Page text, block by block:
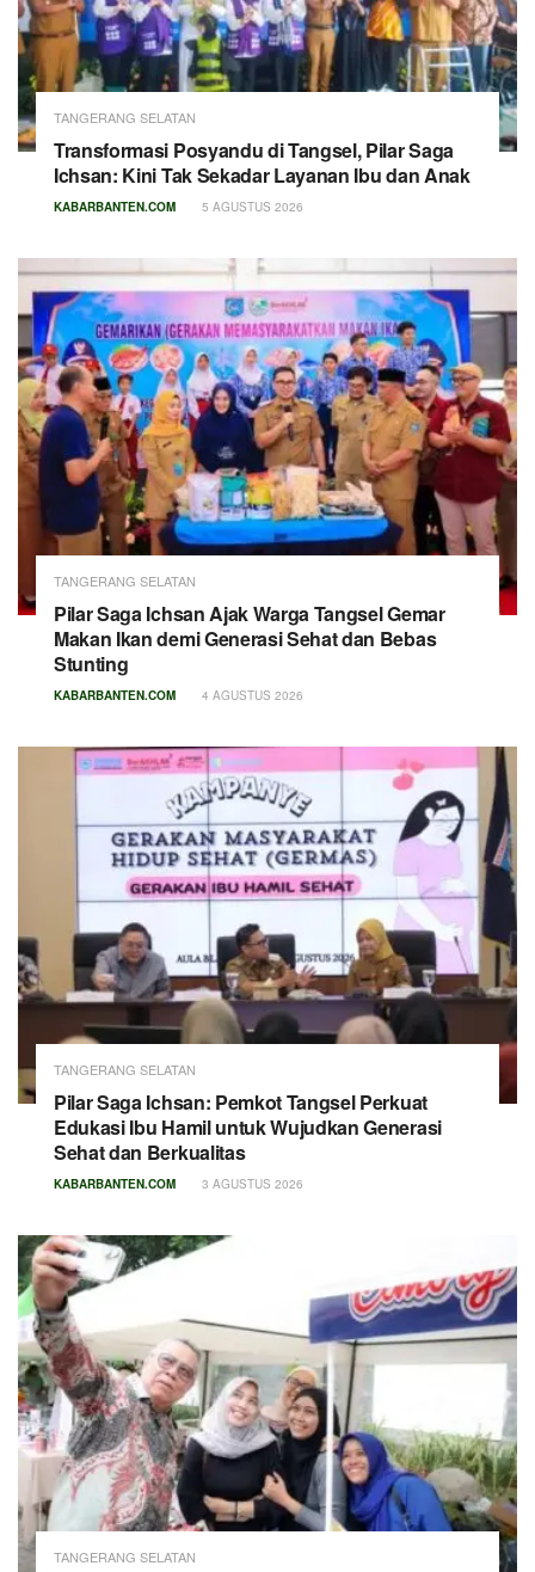
TANGERANG SELATAN
Transformasi Posyandu di Tangsel, Pilar Saga
Ichsan: Kini Tak Sekadar Layanan Ibu dan Anak
KABARBANTEN.COM 5 AGUSTUS 2026
TANGERANG SELATAN
Pilar Saga Ichsan Ajak Warga Tangsel Gemar
Makan Ikan demi Generasi Sehat dan Bebas
Stunting
KABARBANTEN.COM 4 AGUSTUS 2026
TANGERANG SELATAN
Pilar Saga Ichsan: Pemkot Tangsel Perkuat
Edukasi Ibu Hamil untuk Wujudkan Generasi
Sehat dan Berkualitas
KABARBANTEN.COM 3 AGUSTUS 2026
TANGERANG SELATAN